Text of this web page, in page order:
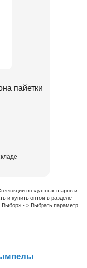
пайетки
воздушных шаров и
и купить оптом в разделе
Выбор» - > Выбрать параметр